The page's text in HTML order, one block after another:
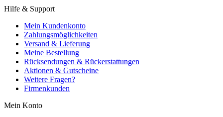
Hilfe & Support
Mein Kundenkonto
Zahlungsmöglichkeiten
Versand & Lieferung
Meine Bestellung
Rücksendungen & Rückerstattungen
Aktionen & Gutscheine
Weitere Fragen?
Firmenkunden
Mein Konto